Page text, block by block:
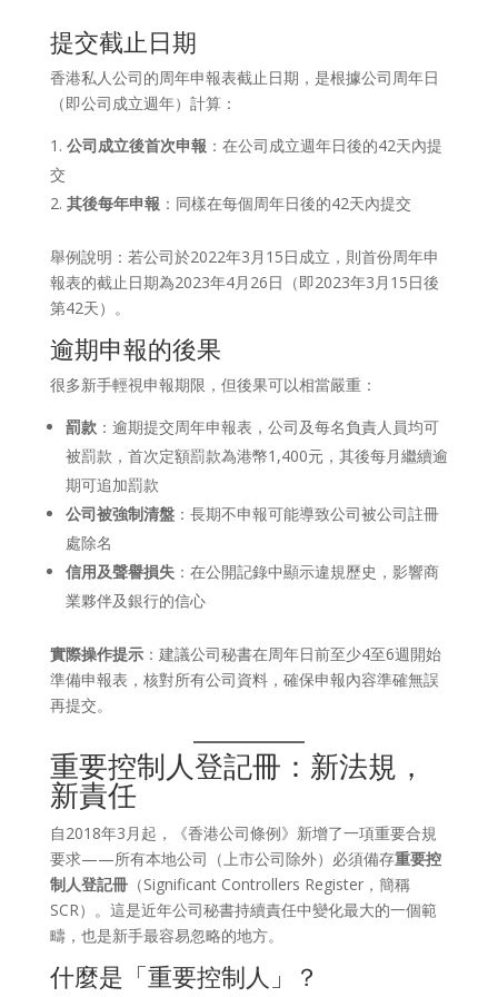
提交截止日期
香港私人公司的周年申報表截止日期，是根據公司周年日
（即公司成立週年）計算：
公司成立後首次申報 ：在公司成立週年日後的42天內提
交
其後每年申報 ：同樣在每個周年日後的42天內提交
舉例說明：若公司於2022年3月15日成立，則首份周年申
報表的截止日期為2023年4月26日（即2023年3月15日後
第42天）。
逾期申報的後果
很多新手輕視申報期限，但後果可以相當嚴重：
罰款：逾期提交周年申報表，公司及每名負責人員均可
被罰款，首次定額罰款為港幣1,400元，其後每月繼續逾
期可追加罰款
公司被強制清盤：長期不申報可能導致公司被公司註冊
處除名
信用及聲譽損失：在公開記錄中顯示違規歷史，影響商
業夥伴及銀行的信心
實際操作提示：建議公司秘書在周年日前至少4至6週開始
準備申報表，核對所有公司資料，確保申報內容準確無誤
再提交。
重要控制人登記冊：新法規，
新責任
自2018年3月起，《香港公司條例》新增了一項重要合規
要求——所有本地公司（上市公司除外）必須備存重要控
制人登記冊（Significant Controllers Register，簡稱
SCR）。這是近年公司秘書持續責任中變化最大的一個範
疇，也是新手最容易忽略的地方。
什麼是「重要控制人」？